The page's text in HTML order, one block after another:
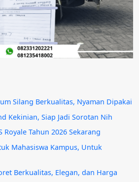
Silang Berkualitas, Nyaman Dipakai
Kekinian, Siap Jadi Sorotan Nih
Royale Tahun 2026 Sekarang
Mahasiswa Kampus, Untuk
Berkualitas, Elegan, dan Harga